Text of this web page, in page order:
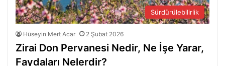
Sürdürülebilirlik
Hüseyin Mert Acar 2 Şubat 2026
Zirai Don Pervanesi Nedir, Ne İşe Yarar,
Faydaları Nelerdir?